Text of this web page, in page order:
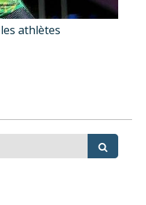
athlètes